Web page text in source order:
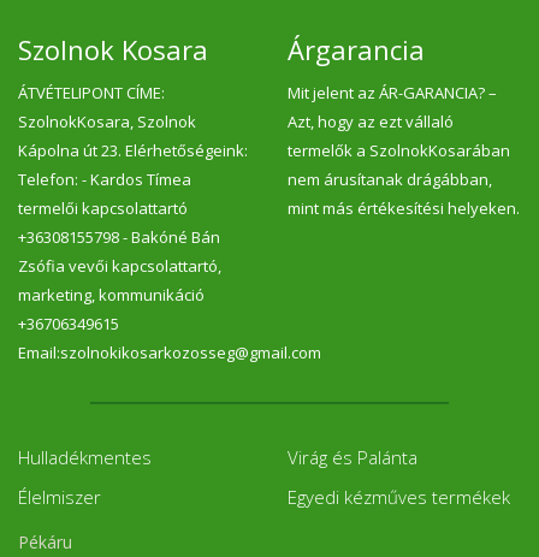
Szolnok Kosara
ÁTVÉTELIPONT CÍME:
SzolnokKosara, Szolnok
Kápolna út 23. Elérhetőségeink:
Telefon: - Kardos Tímea
termelői kapcsolattartó
+36308155798 - Bakóné Bán
Zsófia vevői kapcsolattartó,
marketing, kommunikáció
+36706349615
Email:szolnokikosarkozosseg@gmail.com
Árgarancia
Mit jelent az ÁR-GARANCIA? –
Azt, hogy az ezt vállaló
termelők a SzolnokKosarában
nem árusítanak drágábban,
mint más értékesítési helyeken.
Hulladékmentes
Élelmiszer
Pékáru
Virág és Palánta
Egyedi kézműves termékek